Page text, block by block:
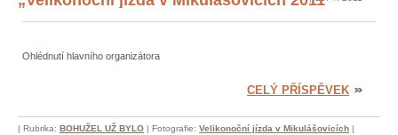
Ohlédnutí hlavního organizátora
CELÝ PŘÍSPĚVEK
| Rubrika: BOHUŽEL UŽ BYLO | Fotografie: Velikonoční jízda v Mikulášovicích |